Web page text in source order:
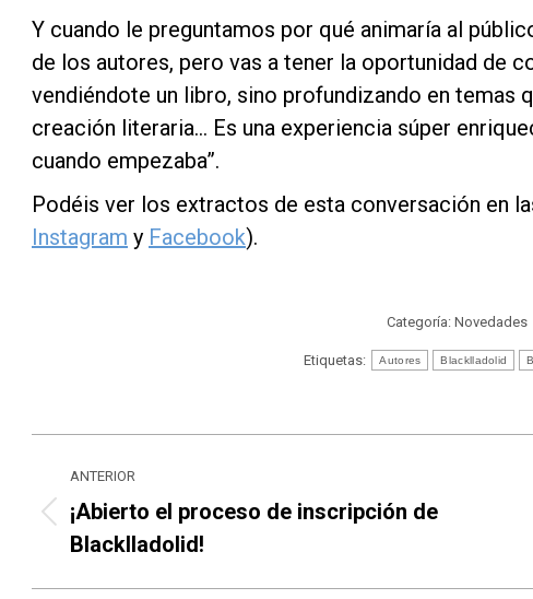
Y cuando le preguntamos por qué animaría al
de los autores, pero vas a tener la oportunidad de
vendiéndote un libro, sino profundizando en temas
creación literaria… Es una experiencia súper
cuando empezaba”.
Podéis ver los extractos de esta conversación en
Instagram y Facebook).
Categoría: Novedades
Etiquetas: Autores Blacklladolid
Navegación
entre
publicaciones
ANTERIOR
Publicación
anterior:
¡Abierto el proceso de inscripción de
Blacklladolid!